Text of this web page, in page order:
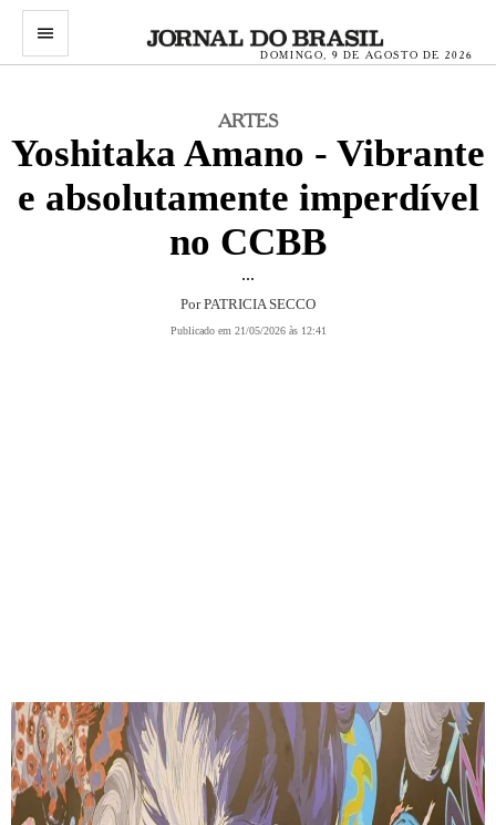
menu
DOMINGO, 9 DE AGOSTO DE 2026
ARTES
Yoshitaka Amano - Vibrante
e absolutamente imperdível
no CCBB
...
PorPATRICIA SECCO
Publicado em 21/05/2026 às 12:41